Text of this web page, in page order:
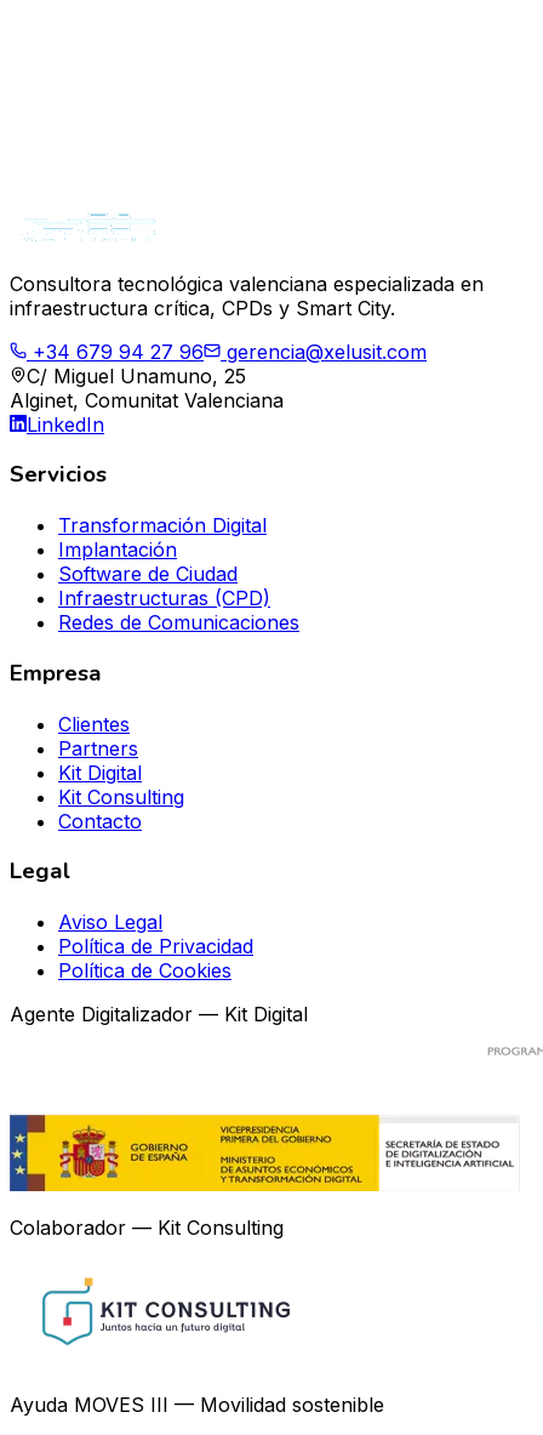
Consultora tecnológica valenciana especializada en
infraestructura crítica, CPDs y Smart City.
+34 679 94 27 96
gerencia@xelusit.com
C/ Miguel Unamuno, 25
Alginet, Comunitat Valenciana
LinkedIn
Servicios
Transformación Digital
Implantación
Software de Ciudad
Infraestructuras (CPD)
Redes de Comunicaciones
Empresa
Clientes
Partners
Kit Digital
Kit Consulting
Contacto
Legal
Aviso Legal
Política de Privacidad
Política de Cookies
Agente Digitalizador — Kit Digital
Colaborador — Kit Consulting
Ayuda MOVES III — Movilidad sostenible